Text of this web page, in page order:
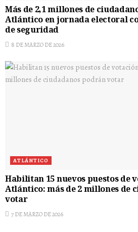
Más de 2,1 millones de
Atlántico en jornada electoral
de seguridad
8 DE MARZO DE 2026
ATLÁNTICO
Habilitan 15 nuevos puestos de
Atlántico: más de 2 millones de
votar
7 DE MARZO DE 2026